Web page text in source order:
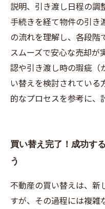
説明、引き渡し日程の調
手続きを経て物件の引き
の流れを理解し、各段階
スムーズで安心な売却が
認や引き渡し時の瑕疵（
い替えを検討されている
的なプロセスを参考に、
買い替え完了！成功す
う
不動産の買い替えは、新
すが、その過程には複雑